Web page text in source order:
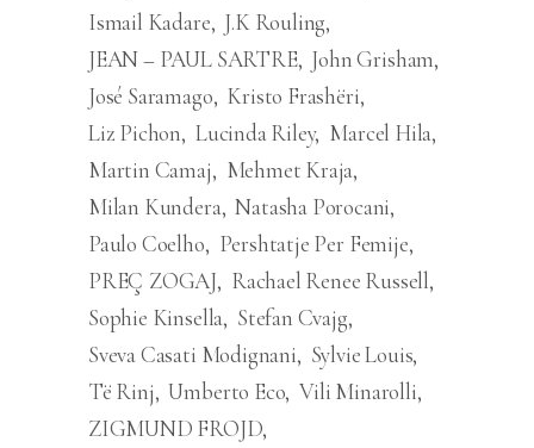
Ismail Kadare J.K Rouling
JEAN – PAUL SARTRE John Grisham
José Saramago Kristo Frashëri
Liz Pichon Lucinda Riley Marcel Hila
Martin Camaj
Mehmet Kraja
Milan Kundera Natasha Porocani
Paulo Coelho
Pershtatje Per Femije
PREÇ ZOGAJ
Rachael Renee Russell
Sophie Kinsella Stefan Cvajg
Sveva Casati Modignani
Sylvie Louis
Të Rinj Umberto Eco Vili Minarolli
ZIGMUND FROJD